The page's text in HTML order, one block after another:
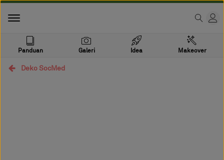
Panduan Galeri Idea Makeover
Deko SocMed